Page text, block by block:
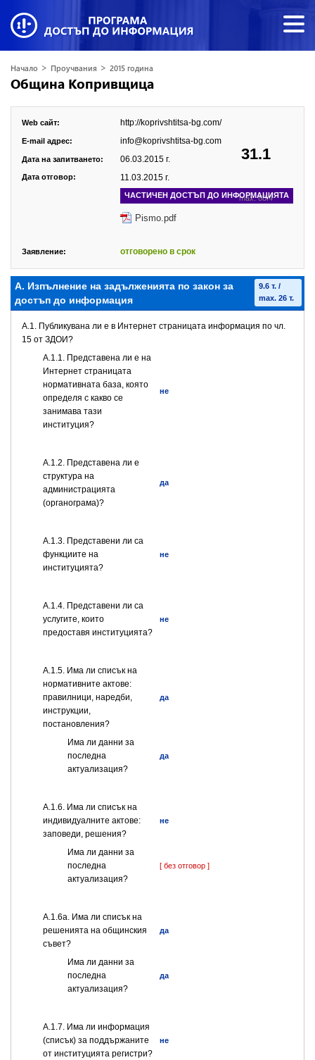
Начало > Проучвания > 2015 година
Община Копривщица
31.1
max. 88.4
Web сайт: http://koprivshtitsa-bg.com/
E-mail адрес: info@koprivshtitsa-bg.com
Дата на запитването: 06.03.2015 г.
Дата отговор: 11.03.2015 г.
ЧАСТИЧЕН ДОСТЪП ДО ИНФОРМАЦИЯТА
Pismo.pdf
Заявление: отговорено в срок
А. Изпълнение на задълженията по закон за
достъп до информация
9.6 т. /
max. 26 т.
A.1. Публикувана ли е в Интернет страницата информация по чл.
15 от ЗДОИ?
A.1.1. Представена ли е на
Интернет страницата
нормативната база, която
определя с какво се
занимава тази
институция?
не
A.1.2. Представена ли е
структура на
администрацията
(органограма)?
да
А.1.3. Представени ли са
функциите на
институцията?
не
А.1.4. Представени ли са
услугите, които
предоставя институцията?
не
А.1.5. Има ли списък на
нормативните актове:
правилници, наредби,
инструкции,
постановления?
да
Има ли данни за
последна
актуализация?
да
А.1.6. Има ли списък на
индивидуалните актове:
заповеди, решения?
не
Има ли данни за
последна
актуализация?
[ без отговор ]
А.1.6а. Има ли списък на
решенията на общинския
съвет?
да
Има ли данни за
последна
актуализация?
да
А.1.7. Има ли информация
(списък) за поддържаните
от институцията регистри?
не